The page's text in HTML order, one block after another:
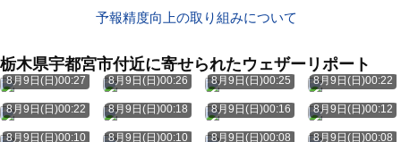
予報精度向上の取り組みについて
栃木県宇都宮市付近に寄せられたウェザーリポート
8月9日(日)00:27 8月9日(日)00:26 8月9日(日)00:25 8月9日(日)00:22
8月9日(日)00:22 8月9日(日)00:18 8月9日(日)00:16 8月9日(日)00:12
8月9日(日)00:10 8月9日(日)00:10 8月9日(日)00:08 8月9日(日)00:08